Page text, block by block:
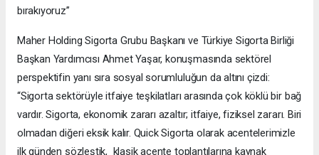
bırakıyoruz”
Maher Holding Sigorta Grubu Başkanı ve Türkiye Sigorta Birliği
Başkan Yardımcısı Ahmet Yaşar, konuşmasında sektörel
perspektifin yanı sıra sosyal sorumluluğun da altını çizdi:
“Sigorta sektörüyle itfaiye teşkilatları arasında çok köklü bir bağ
vardır. Sigorta, ekonomik zararı azaltır; itfaiye, fiziksel zararı. Biri
olmadan diğeri eksik kalır. Quick Sigorta olarak acentelerimizle
ilk günden sözleştik, klasik acente toplantılarına kaynak